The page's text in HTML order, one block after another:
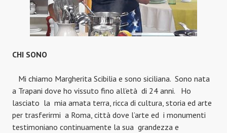
CHI SONO
Mi chiamo Margherita Scibilia e sono siciliana. Sono nata
a Trapani dove ho vissuto fino all’età di 24 anni. Ho
lasciato la mia amata terra, ricca di cultura, storia ed arte
per trasferirmi a Roma, città dove l’arte ed i monumenti
testimoniano continuamente la sua grandezza e